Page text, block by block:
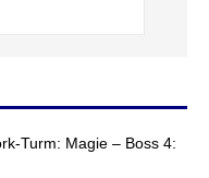
Turm: Magie – Boss 4: